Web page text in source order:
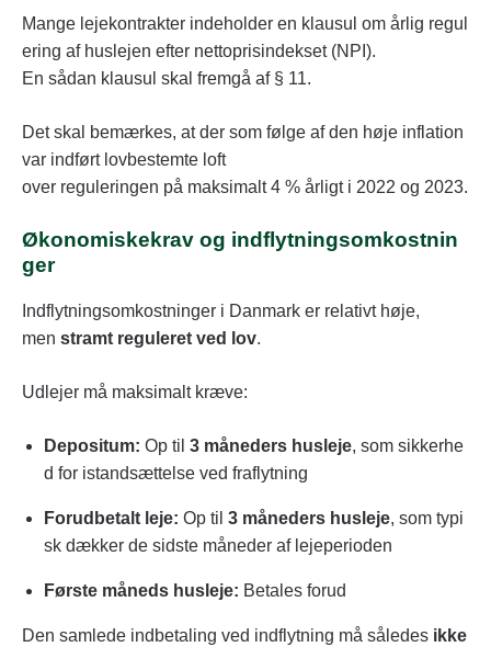
Mange lejekontrakter indeholder en klausul om årlig regul
ering af huslejen efter nettoprisindekset (NPI).
En sådan klausul skal fremgå af § 11.
Det skal bemærkes, at der som følge af den høje inflation
var indført lovbestemte loft
over reguleringen på maksimalt 4 % årligt i 2022 og 2023.
Økonomiskekrav og indflytningsomkostnin
ger
Indflytningsomkostninger i Danmark er relativt høje,
men stramt reguleret ved lov.
Udlejer må maksimalt kræve:
Depositum: Op til 3 måneders husleje, som sikkerhe
d for istandsættelse ved fraflytning
Forudbetalt leje: Op til 3 måneders husleje, som typi
sk dækker de sidste måneder af lejeperioden
Første måneds husleje: Betales forud
Den samlede indbetaling ved indflytning må således ikke